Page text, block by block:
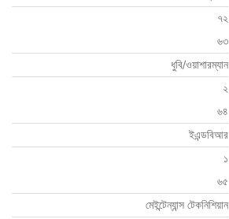
৭২
৬৩
ধুবি/ওয়াশারম্যান
২
৬৪
ইএন্ডবিআর
১
৬৫
মেইন্টেন্যান্স টেকনিশিয়ান